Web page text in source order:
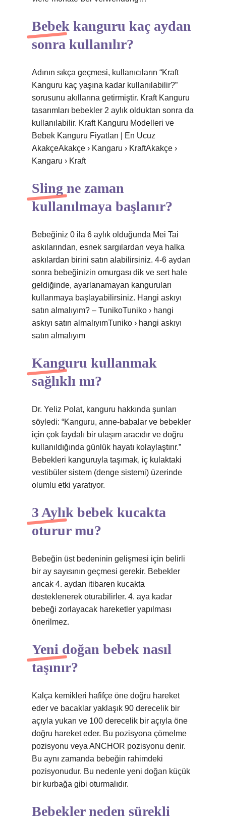
Bebek kanguru kaç aydan
sonra kullanılır?
Adının sıkça geçmesi, kullanıcıların “Kraft
Kanguru kaç yaşına kadar kullanılabilir?”
sorusunu akıllarına getirmiştir. Kraft Kanguru
tasarımları bebekler 2 aylık olduktan sonra da
kullanılabilir. Kraft Kanguru Modelleri ve
Bebek Kanguru Fiyatları | En Ucuz
AkakçeAkakçe › Kangaru › KraftAkakçe ›
Kangaru › Kraft
Sling ne zaman
kullanılmaya başlanır?
Bebeğiniz 0 ila 6 aylık olduğunda Mei Tai
askılarından, esnek sargılardan veya halka
askılardan birini satın alabilirsiniz. 4-6 aydan
sonra bebeğinizin omurgası dik ve sert hale
geldiğinde, ayarlanamayan kanguruları
kullanmaya başlayabilirsiniz. Hangi askıyı
satın almalıyım? – TunikoTuniko › hangi
askıyı satın almalıyımTuniko › hangi askıyı
satın almalıyım
Kanguru kullanmak
sağlıklı mı?
Dr. Yeliz Polat, kanguru hakkında şunları
söyledi: “Kanguru, anne-babalar ve bebekler
için çok faydalı bir ulaşım aracıdır ve doğru
kullanıldığında günlük hayatı kolaylaştırır.”
Bebekleri kanguruyla taşımak, iç kulaktaki
vestibüler sistem (denge sistemi) üzerinde
olumlu etki yaratıyor.
3 Aylık bebek kucakta
oturur mu?
Bebeğin üst bedeninin gelişmesi için belirli
bir ay sayısının geçmesi gerekir. Bebekler
ancak 4. aydan itibaren kucakta
desteklenerek oturabilirler. 4. aya kadar
bebeği zorlayacak hareketler yapılması
önerilmez.
Yeni doğan bebek nasıl
taşınır?
Kalça kemikleri hafifçe öne doğru hareket
eder ve bacaklar yaklaşık 90 derecelik bir
açıyla yukarı ve 100 derecelik bir açıyla öne
doğru hareket eder. Bu pozisyona çömelme
pozisyonu veya ANCHOR pozisyonu denir.
Bu aynı zamanda bebeğin rahimdeki
pozisyonudur. Bu nedenle yeni doğan küçük
bir kurbağa gibi oturmalıdır.
Bebekler neden sürekli